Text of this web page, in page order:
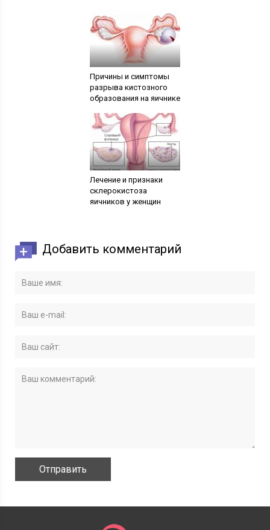
Причины и симптомы
разрыва кистозного
образования на яичнике
Лечение и признаки
склерокистоза
яичников у женщин
Добавить комментарий